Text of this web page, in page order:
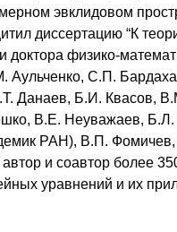
эвклидовом
диссертацию “К
доктора физико-
Аульченко, С.П.
Данаев, Б.И. Квасов,
В.Е. Неуважаев,
РАН), В.П.
и соавтор более
уравнений и их